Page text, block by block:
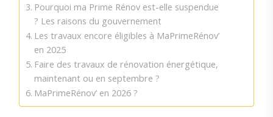
Pourquoi ma Prime Rénov est-elle suspendue
? Les raisons du gouvernement
Les travaux encore éligibles à MaPrimeRénov’
en 2025
Faire des travaux de rénovation énergétique,
maintenant ou en septembre ?
MaPrimeRénov’ en 2026 ?